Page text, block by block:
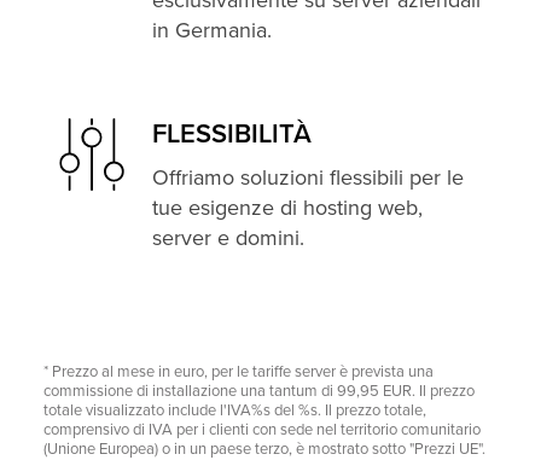
in Germania.
FLESSIBILITÀ
Offriamo soluzioni flessibili per le
tue esigenze di hosting web,
server e domini.
* Prezzo al mese in euro, per le tariffe server è prevista una
commissione di installazione una tantum di 99,95 EUR. Il prezzo
totale visualizzato include l'IVA%s del %s. Il prezzo totale,
comprensivo di IVA per i clienti con sede nel territorio comunitario
(Unione Europea) o in un paese terzo, è mostrato sotto "Prezzi UE".